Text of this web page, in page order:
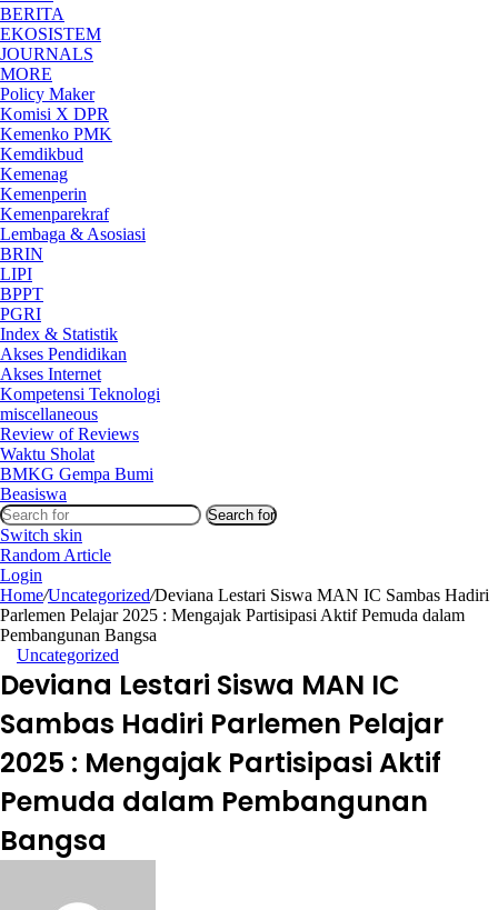
BERITA
EKOSISTEM
JOURNALS
MORE
Policy Maker
Komisi X DPR
Kemenko PMK
Kemdikbud
Kemenag
Kemenperin
Kemenparekraf
Lembaga & Asosiasi
BRIN
LIPI
BPPT
PGRI
Index & Statistik
Akses Pendidikan
Akses Internet
Kompetensi Teknologi
miscellaneous
Review of Reviews
Waktu Sholat
BMKG Gempa Bumi
Beasiswa
Search for
Switch skin
Random Article
Login
Home/Uncategorized/Deviana Lestari Siswa MAN IC Sambas Hadiri
Parlemen Pelajar 2025 : Mengajak Partisipasi Aktif Pemuda dalam
Pembangunan Bangsa
Uncategorized
Deviana Lestari Siswa MAN IC
Sambas Hadiri Parlemen Pelajar
2025 : Mengajak Partisipasi Aktif
Pemuda dalam Pembangunan
Bangsa